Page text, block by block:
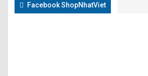
Facebook ShopNhatViet